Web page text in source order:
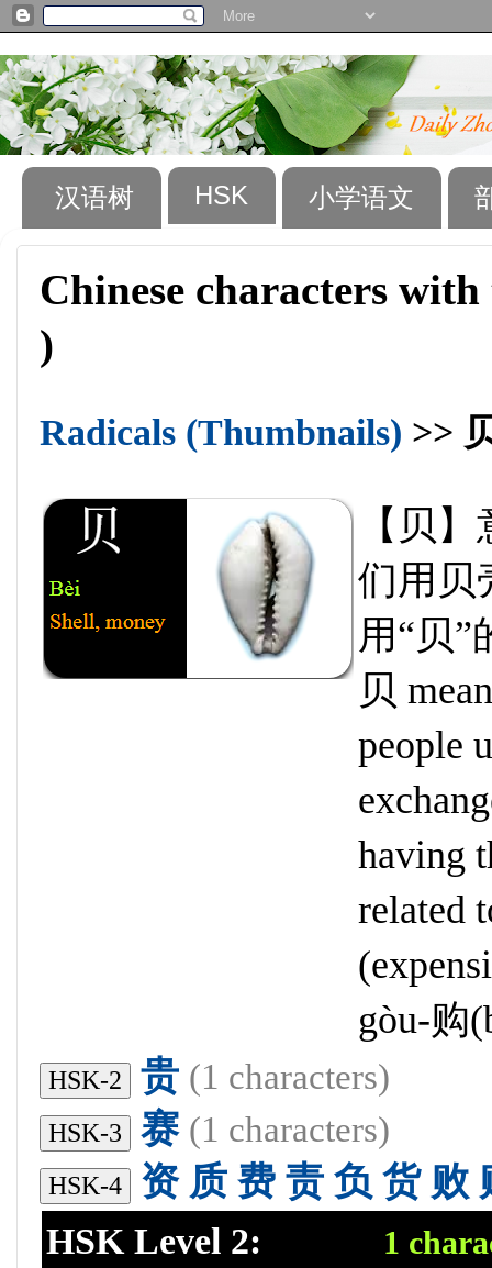
汉语树 HSK 小学语文
Chinese characters
)
Radicals (Thumbnails) >>
【贝
们用贝
用“贝
贝
people
having
related
gòu-购
HSK-2 贵 (1 characters)
HSK-3 赛 (1 characters)
HSK-4 资 质 费 责 负 货 败
HSK Level 2: 1